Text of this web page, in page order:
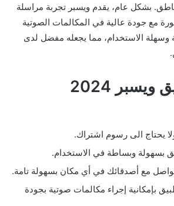
بشكل عام، يقدم ويسبر تجربة مراسلة
مع جودة عالية في المكالمات الصوتية
وسهلة الاستخدام، مما يجعله مفضل لدى
مميزات تطبيق ويسبر 2024
يحتاج الى رسوم اشتراك.
بسهولة وبساطة في الاستخدام.
مع أصدقائك في أي مكان بسهولة تامة.
بإمكانية إجراء مكالمات صوتية بجودة